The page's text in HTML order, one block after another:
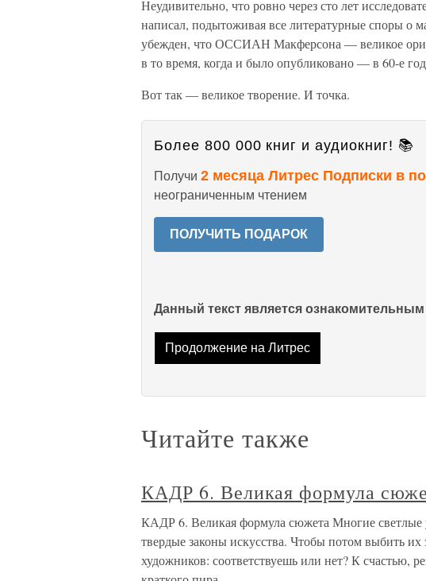
Неудивительно, что ровно через сто лет
написал, подытоживая все литературные споры о
убежден, что ОССИАН Макферсона — великое
в то время, когда и было опубликовано — в 60-е
Вот так — великое творение. И точка.
Более 800 000 книг и аудиокниг! 📚
Получи 2 месяца Литрес Подписки в
неограниченным чтением
ПОЛУЧИТЬ ПОДАРОК
Данный текст является
Продолжение на Литрес
Читайте также
КАДР 6. Великая формула
КАДР 6. Великая формула сюжета Многие светлые
твердые законы искусства. Чтобы потом выбить
художников: соответствуешь или нет? К счастью,